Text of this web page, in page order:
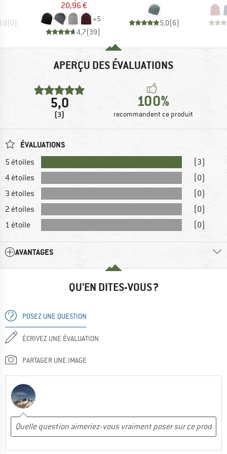
(0)
20,96 €
+5
4,7(39)
5,0(6)
APERÇU DES ÉVALUATIONS
5,0
(3)
100%
recommandent ce produit
ÉVALUATIONS
5 étoiles
(3)
4 étoiles
(0)
3 étoiles
(0)
2 étoiles
(0)
1 étoile
(0)
AVANTAGES
QU'EN DITES-VOUS ?
POSEZ UNE QUESTION
ÉCRIVEZ UNE ÉVALUATION
PARTAGER UNE IMAGE